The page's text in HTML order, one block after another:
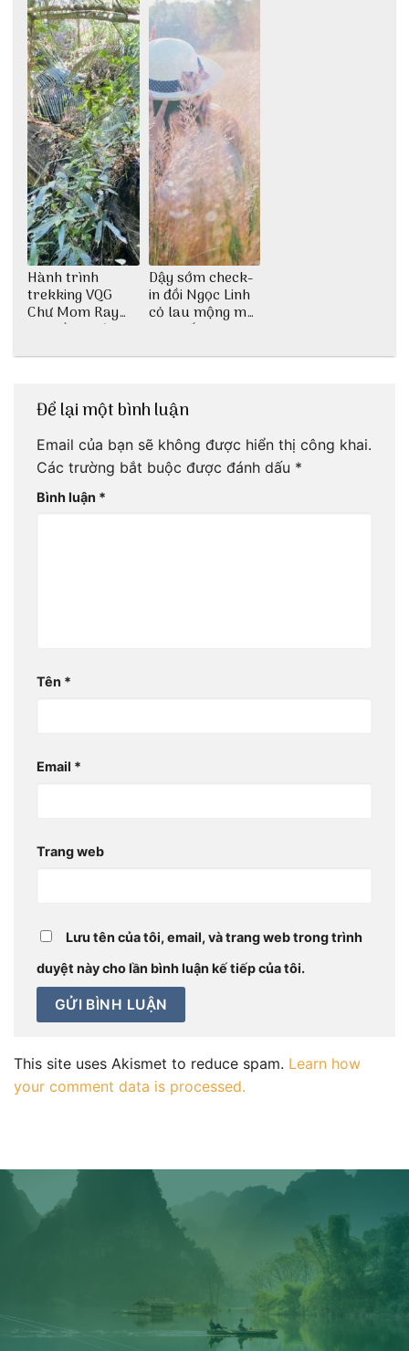
Hành trình
trekking VQG
Chư Mom Ray
tìm về núi rừng
Dậy sớm check-
in đồi Ngọc Linh
cỏ lau mộng mơ
tại Huế nè bạn
Để lại một bình luận
Email của bạn sẽ không được hiển thị công khai.
Các trường bắt buộc được đánh dấu *
Bình luận *
Tên *
Email *
Trang web
Lưu tên của tôi, email, và trang web trong trình
duyệt này cho lần bình luận kế tiếp của tôi.
This site uses Akismet to reduce spam. Learn how
your comment data is processed.